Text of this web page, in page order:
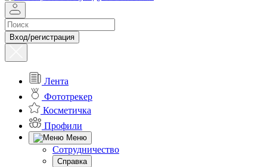
Вход/регистрация
Лента
Фототрекер
Косметичка
Профили
Меню
Сотрудничество
Справка